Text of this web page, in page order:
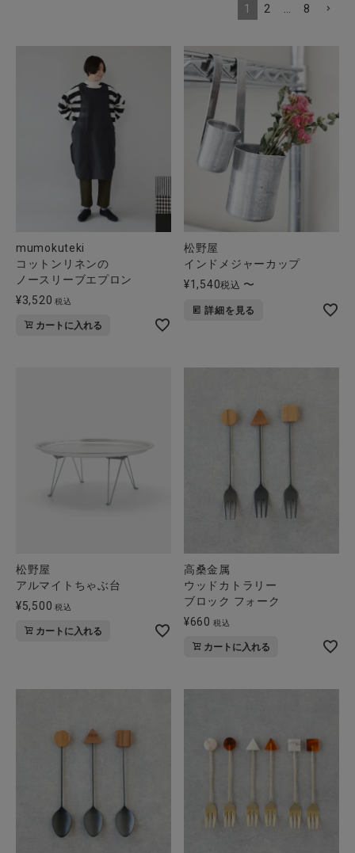
CONTENTS
ご利用ガイド
お問い合わせ
ショップリスト
1
2 8
mumokuteki
コットンリネンの
ノースリーブエプロン
¥3,520 税込
カートに入れる
松野屋
インドメジャーカップ
¥1,540税込 〜
詳細を見る
松野屋
アルマイトちゃぶ台
¥5,500 税込
カートに入れる
高桑金属
ウッドカトラリー
ブロック フォーク
¥660 税込
カートに入れる